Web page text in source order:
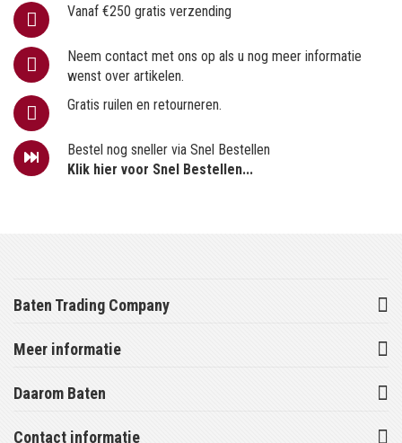
Vanaf €250 gratis verzending
Neem contact met ons op als u nog meer informatie
wenst over artikelen.
Gratis ruilen en retourneren.
Bestel nog sneller via Snel Bestellen
Klik hier voor Snel Bestellen...
Baten Trading Company
Meer informatie
Daarom Baten
Contact informatie